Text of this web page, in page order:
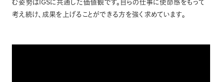
む姿勢はIGSに共通した価値観です。自らの仕事に使命感をもって
考え続け、成果を上げることができる方を強く求めています。